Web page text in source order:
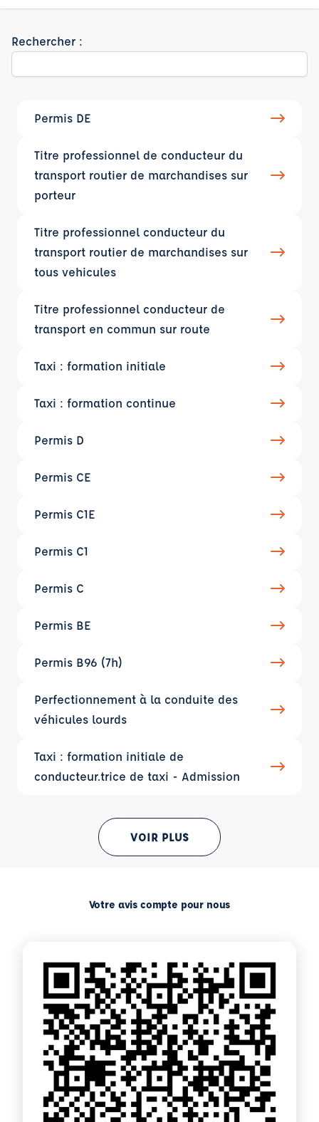
Rechercher :
Permis DE
Titre professionnel de conducteur du
transport routier de marchandises sur
porteur
Titre professionnel conducteur du
transport routier de marchandises sur
tous vehicules
Titre professionnel conducteur de
transport en commun sur route
Taxi : formation initiale
Taxi : formation continue
Permis D
Permis CE
Permis C1E
Permis C1
Permis C
Permis BE
Permis B96 (7h)
Perfectionnement à la conduite des
véhicules lourds
Taxi : formation initiale de
conducteur.trice de taxi - Admission
VOIR PLUS
Votre avis compte pour nous